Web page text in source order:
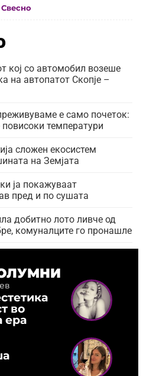
Свесно
кој со автомобил возеше
на автопатот Скопје –
е само почеток:
температури
сложен екосистем
на Земјата
ја покажуваат
пред и по сушата
добитно лото ливче од
комуналците го пронашле
во
ера